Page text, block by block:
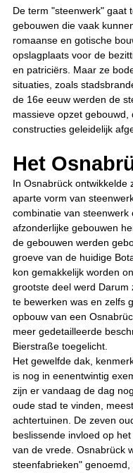
De term "steenwerk" gaat
gebouwen die vaak
romaanse en gotische
opslagplaats voor de
en patriciërs. Maar ze
situaties, zoals
de 16e eeuw werden de
massieve opzet
constructies geleidelijk
Het
In Osnabrück ontwikkelde
aparte vorm van
combinatie van steenwerk
afzonderlijke gebouwen
de gebouwen werden
groeve van de huidige
kon gemakkelijk worden
grootste deel werd
te bewerken was en zelfs
opbouw van een
meer gedetailleerde
Bierstraße toegelicht.
Het gewelfde dak,
is nog in eenentwintig
zijn er vandaag de dag
oude stad te vinden,
achtertuinen. De zeven
beslissende invloed op
van de vrede. Osnabrück
steenfabrieken"